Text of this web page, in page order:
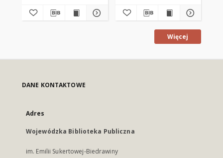
Więcej
DANE KONTAKTOWE
Adres
Wojewódzka Biblioteka Publiczna
im. Emilii Sukertowej-Biedrawiny